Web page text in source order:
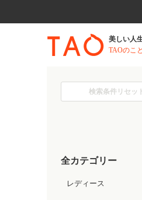
今だけ! 最大65％
美しい人
TAOのこ
検索条件リセッ
全カテゴリー
レディース